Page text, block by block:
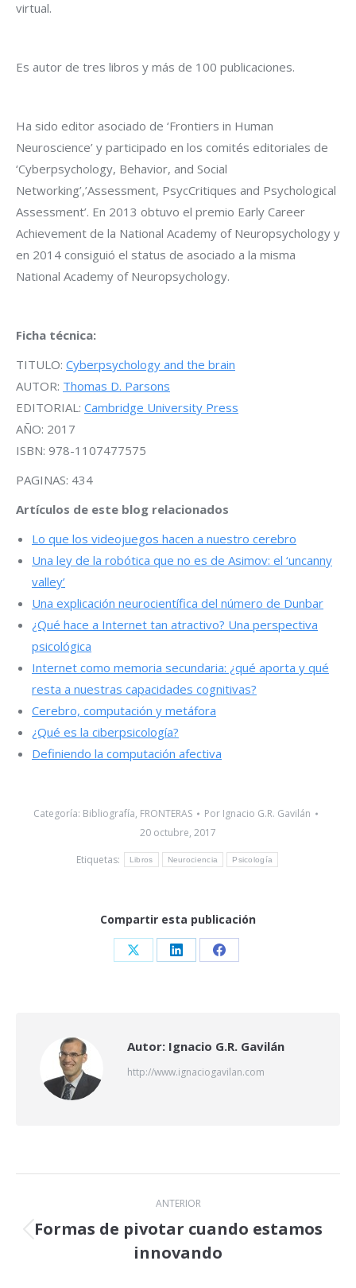
virtual.
Es autor de tres libros y más de 100 publicaciones.
Ha sido editor asociado de ‘Frontiers in Human
Neuroscience’ y participado en los comités editoriales de
‘Cyberpsychology, Behavior, and Social
Networking’,’Assessment, PsycCritiques and Psychological
Assessment’. En 2013 obtuvo el premio Early Career
Achievement de la National Academy of Neuropsychology y
en 2014 consiguió el status de asociado a la misma
National Academy of Neuropsychology.
Ficha técnica:
TITULO: Cyberpsychology and the brain
AUTOR: Thomas D. Parsons
EDITORIAL: Cambridge University Press
AÑO: 2017
ISBN: 978-1107477575
PAGINAS: 434
Artículos de este blog relacionados
Lo que los videojuegos hacen a nuestro cerebro
Una ley de la robótica que no es de Asimov: el ‘uncanny
valley’
Una explicación neurocientífica del número de Dunbar
¿Qué hace a Internet tan atractivo? Una perspectiva
psicológica
Internet como memoria secundaria: ¿qué aporta y qué
resta a nuestras capacidades cognitivas?
Cerebro, computación y metáfora
¿Qué es la ciberpsicología?
Definiendo la computación afectiva
Categoría: Bibliografía, FRONTERAS Por Ignacio G.R. Gavilán
20 octubre, 2017
Etiquetas:
Libros Neurociencia Psicología
Compartir esta publicación
Share Share Share
Autor: Ignacio G.R. Gavilán
http://www.ignaciogavilan.com
Navegación
entre
publicaciones
ANTERIOR
Publicación
anterior:
Formas de pivotar cuando estamos
innovando